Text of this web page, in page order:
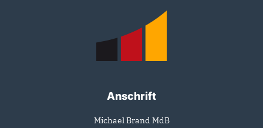
Anschrift
Michael Brand MdB